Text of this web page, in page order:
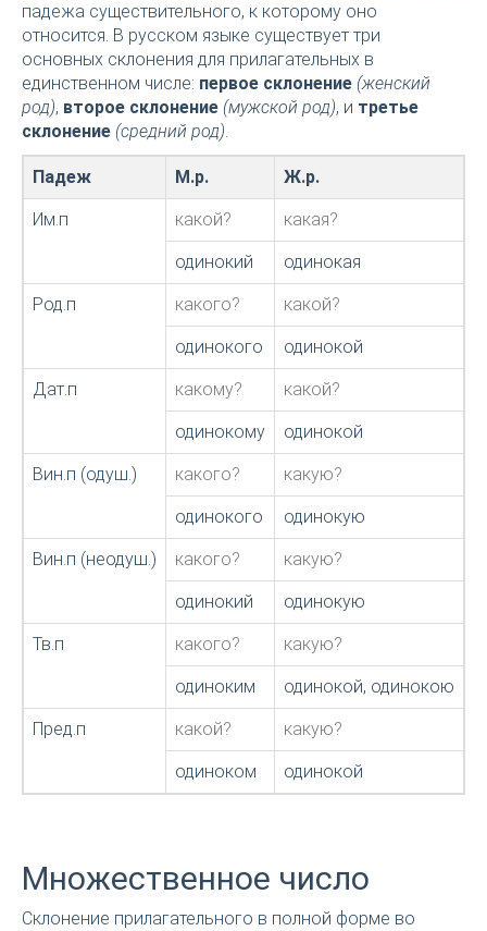
падежа существительного, к которому оно
относится. В русском языке существует три
основных склонения для прилагательных в
единственном числе: первое склонение (женский
род), второе склонение (мужской род), и третье
склонение (средний род).
Падеж М.р. Ж.р.
Им.п какой? какая?
одинокий одинокая
Род.п какого? какой?
одинокого одинокой
Дат.п какому? какой?
одинокому одинокой
Вин.п (одуш.) какого? какую?
одинокого одинокую
Вин.п (неодуш.) какого? какую?
одинокий одинокую
Тв.п какого? какую?
одиноким одинокой, одинокою
Пред.п какой? какую?
одиноком одинокой
Множественное число
Склонение прилагательного в полной форме во